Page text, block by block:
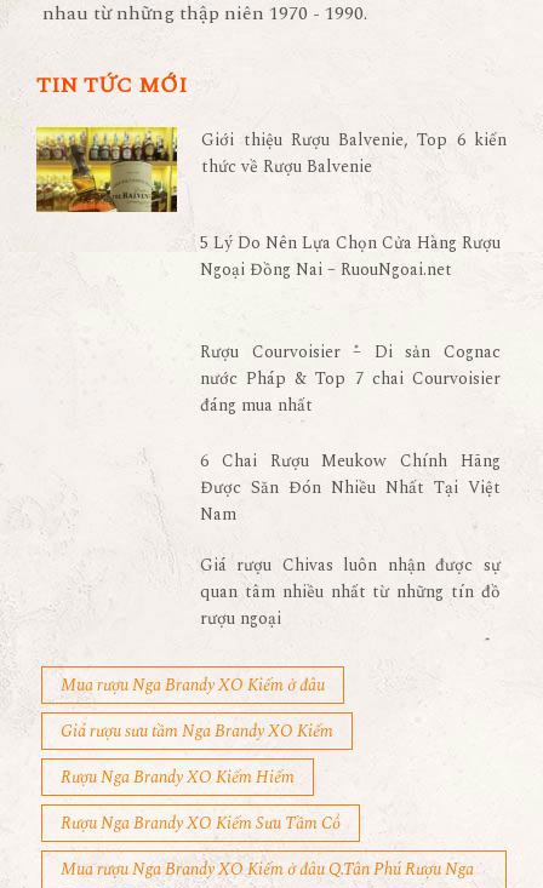
nhau từ những thập niên 1970 - 1990.
TIN TỨC MỚI
Giới thiệu Rượu Balvenie, Top 6 kiến
thức về Rượu Balvenie
5 Lý Do Nên Lựa Chọn Cửa Hàng Rượu
Ngoại Đồng Nai – RuouNgoai.net
Rượu Courvoisier – Di sản Cognac
nước Pháp & Top 7 chai Courvoisier
đáng mua nhất
6 Chai Rượu Meukow Chính Hãng
Được Săn Đón Nhiều Nhất Tại Việt
Nam
Giá rượu Chivas luôn nhận được sự
quan tâm nhiều nhất từ những tín đồ
rượu ngoại
Mua rượu Nga Brandy XO Kiếm ở đâu
Giá rượu sưu tầm Nga Brandy XO Kiếm
Rượu Nga Brandy XO Kiếm Hiếm
Rượu Nga Brandy XO Kiếm Sưu Tầm Cổ
Mua rượu Nga Brandy XO Kiếm ở đâu Q.Tân Phú Rượu Nga